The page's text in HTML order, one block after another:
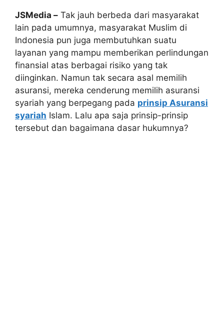
JSMedia – Tak jauh berbeda dari masyarakat
lain pada umumnya, masyarakat Muslim di
Indonesia pun juga membutuhkan suatu
layanan yang mampu memberikan perlindungan
finansial atas berbagai risiko yang tak
diinginkan. Namun tak secara asal memilih
asuransi, mereka cenderung memilih asuransi
syariah yang berpegang pada prinsip Asuransi
syariah Islam. Lalu apa saja prinsip-prinsip
tersebut dan bagaimana dasar hukumnya?